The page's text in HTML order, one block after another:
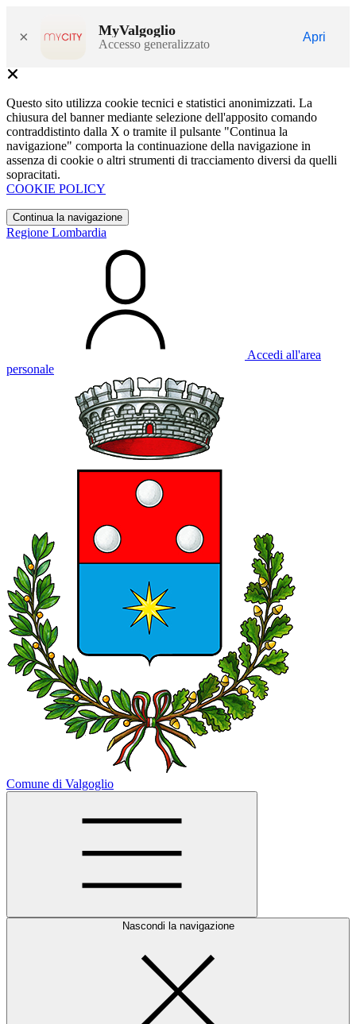
× MyValgoglio
Accesso generalizzato
Apri
Questo sito utilizza cookie tecnici e statistici anonimizzati. La
chiusura del banner mediante selezione dell'apposito comando
contraddistinto dalla X o tramite il pulsante "Continua la
navigazione" comporta la continuazione della navigazione in
assenza di cookie o altri strumenti di tracciamento diversi da quelli
sopracitati.
COOKIE POLICY
Continua la navigazione
Regione Lombardia
Accedi all'area
personale
Comune di Valgoglio
Nascondi la navigazione